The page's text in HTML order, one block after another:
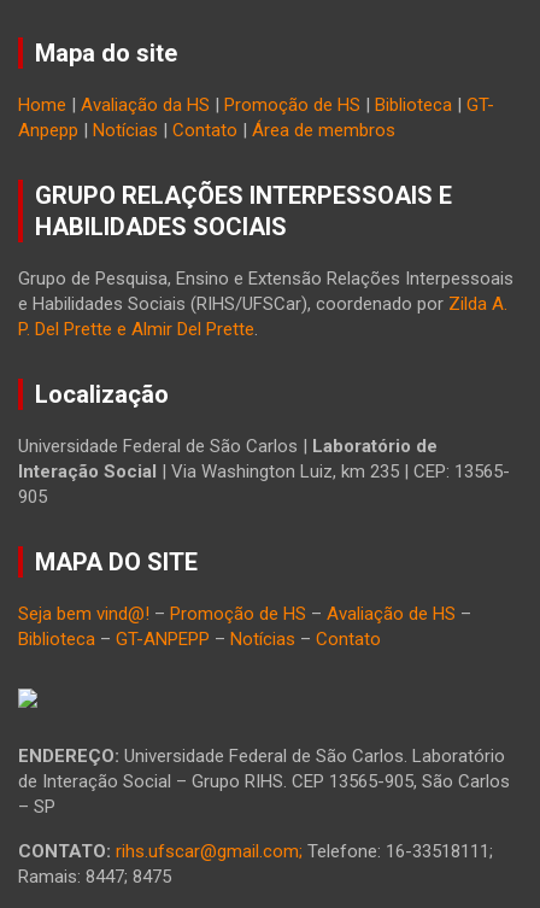
Mapa do site
Home | Avaliação da HS | Promoção de HS | Biblioteca | GT-
Anpepp | Notícias | Contato | Área de membros
GRUPO RELAÇÕES INTERPESSOAIS E
HABILIDADES SOCIAIS
Grupo de Pesquisa, Ensino e Extensão Relações Interpessoais
e Habilidades Sociais (RIHS/UFSCar), coordenado por Zilda A.
P. Del Prette e Almir Del Prette.
Localização
Universidade Federal de São Carlos | Laboratório de
Interação Social | Via Washington Luiz, km 235 | CEP: 13565-
905
MAPA DO SITE
Seja bem vind@! – Promoção de HS – Avaliação de HS –
Biblioteca – GT-ANPEPP – Notícias – Contato
ENDEREÇO: Universidade Federal de São Carlos. Laboratório
de Interação Social – Grupo RIHS. CEP 13565-905, São Carlos
– SP
CONTATO: rihs.ufscar@gmail.com; Telefone: 16-33518111;
Ramais: 8447; 8475